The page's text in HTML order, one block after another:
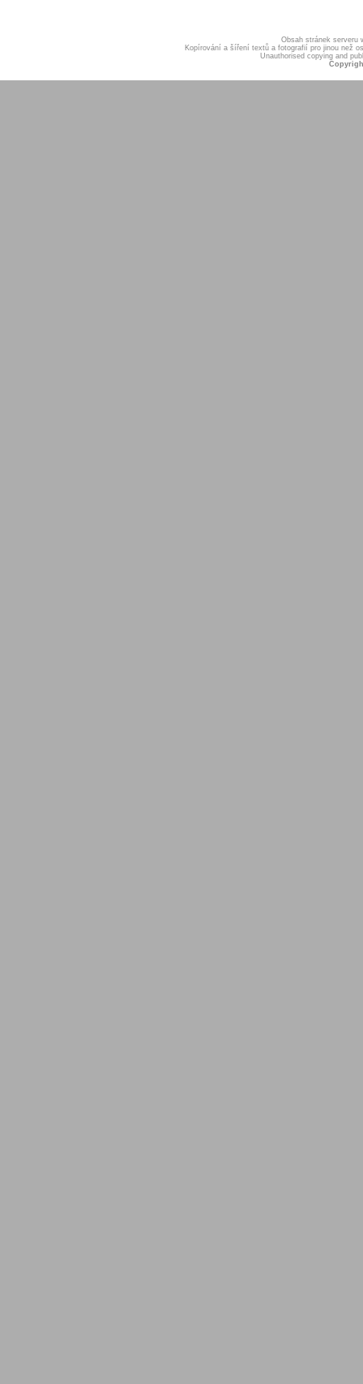
Obsah stránek serveru
Kopírování a šíření textů a fotografií pro jinou než
Unauthorised copying and